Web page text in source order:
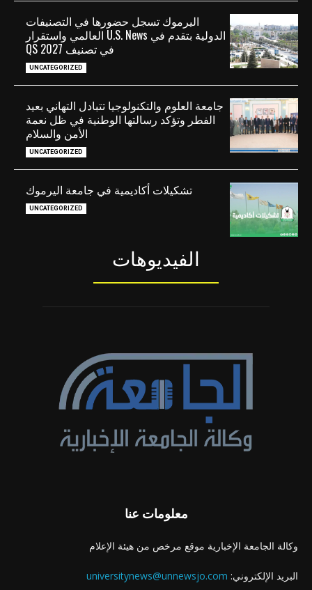
اليرموك تسجل حضورها في التصنيفات
الدولية بتقدم في U.S. News العالمي واستقرار
في تصنيف QS 2027
UNCATEGORIZED
جامعة العلوم والتكنولوجيا تتبادل التهاني بعيد
الفطر وتؤكد رسالتها الوطنية في ظل نعمة
الأمن والسلام
UNCATEGORIZED
تشكيلات أكاديمية في جامعة اليرموك
UNCATEGORIZED
الفيديوهات
معلومات عنا
وكالة الجامعة الإخبارية موقع مرخص من هيئة الإعلام
البريد الإلكتروني: universitynews@unnewsjo.com